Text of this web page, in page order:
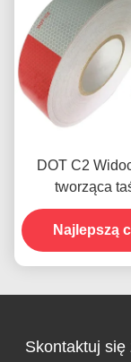
DOT C2
tworząca
ostrzegawczą
Najlepszą
Skontaktuj się